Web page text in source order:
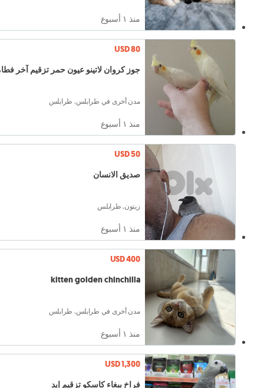
منذ ١ أسبوع
USD 80
جوز كروان لاتينو عيون حمر تزقيم آخر
مدن أخرى في طرابلس, طرابلس
منذ ١ أسبوع
USD 50
صديق الانسان
زيتون, طرابلس
منذ ١ أسبوع
USD 400
kitten golden chinchilla
مدن أخرى في طرابلس, طرابلس
منذ ١ أسبوع
USD 1,300
فراخ ببغاء كاسكو تزقيم إيد